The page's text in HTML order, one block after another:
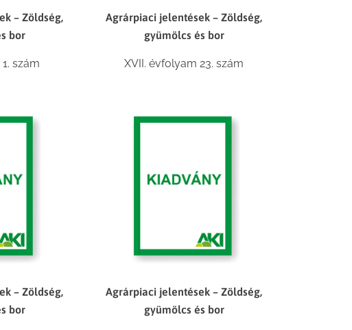
– Zöldség,
bor
szám
Agrárpiaci jelentések – Zöldség,
gyümölcs és bor
XVII. évfolyam 23. szám
– Zöldség,
bor
Agrárpiaci jelentések – Zöldség,
gyümölcs és bor